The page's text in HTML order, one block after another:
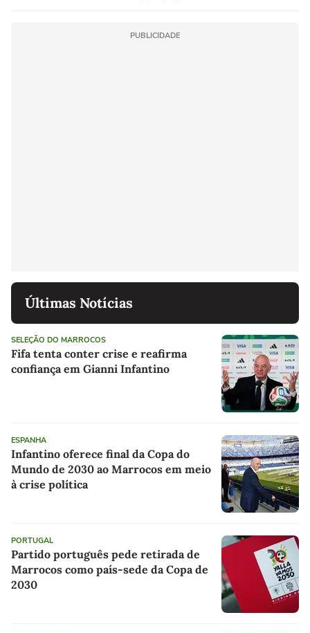
PUBLICIDADE
Últimas Notícias
SELEÇÃO DO MARROCOS
Fifa tenta conter crise e reafirma
confiança em Gianni Infantino
ESPANHA
Infantino oferece final da Copa do
Mundo de 2030 ao Marrocos em meio
à crise política
PORTUGAL
Partido português pede retirada de
Marrocos como país-sede da Copa de
2030